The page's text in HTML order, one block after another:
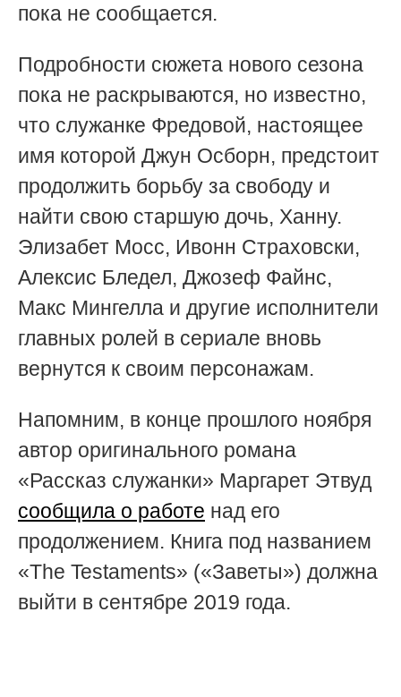
пока не сообщается.
Подробности сюжета нового сезона
пока не раскрываются, но известно,
что служанке Фредовой, настоящее
имя которой Джун Осборн, предстоит
продолжить борьбу за свободу и
найти свою старшую дочь, Ханну.
Элизабет Мосс, Ивонн Страховски,
Алексис Бледел, Джозеф Файнс,
Макс Мингелла и другие исполнители
главных ролей в сериале вновь
вернутся к своим персонажам.
Напомним, в конце прошлого ноября
автор оригинального романа
«Рассказ служанки» Маргарет Этвуд
сообщила о работе над его
продолжением. Книга под названием
«The Testaments» («Заветы») должна
выйти в сентябре 2019 года.